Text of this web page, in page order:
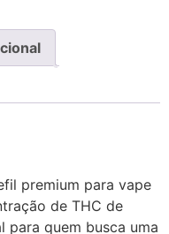
premium para vape
de THC de
para quem busca uma